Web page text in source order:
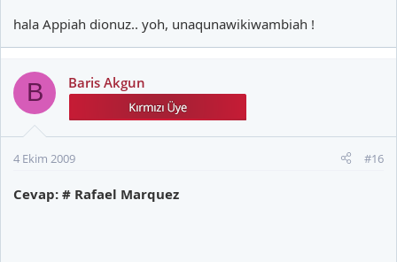
hala Appiah dionuz.. yoh, unaqunawikiwambiah !
B Baris Akgun
4 Ekim 2009 #16
Cevap: # Rafael Marquez